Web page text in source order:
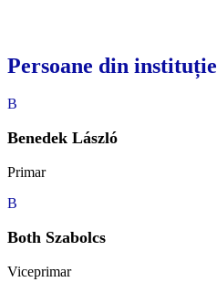
Persoane din instituție
B
Benedek László
Primar
B
Both Szabolcs
Viceprimar